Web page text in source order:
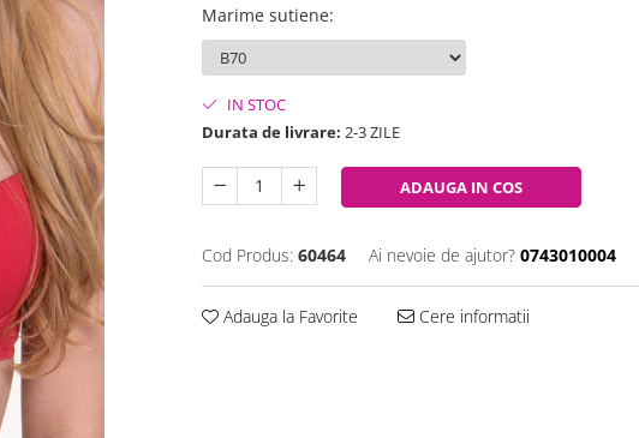
Marime sutiene:
IN STOC
Durata de livrare: 2-3 ZILE
ADAUGA IN COS
Cod Produs: 60464 Ai nevoie de ajutor? 0743010004
Adauga la Favorite Cere informatii